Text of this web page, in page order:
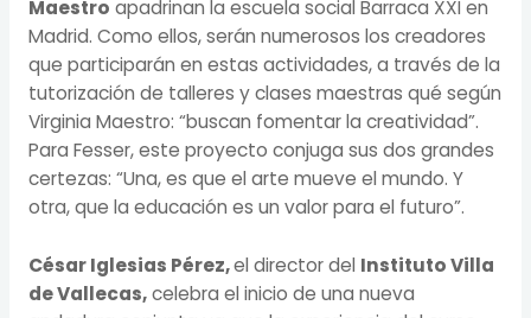
Maestro apadrinan la escuela social Barraca XXI en
Madrid. Como ellos, serán numerosos los creadores
que participarán en estas actividades, a través de la
tutorización de talleres y clases maestras qué según
Virginia Maestro: “buscan fomentar la creatividad”.
Para Fesser, este proyecto conjuga sus dos grandes
certezas: “Una, es que el arte mueve el mundo. Y
otra, que la educación es un valor para el futuro”.
César Iglesias Pérez,el director del Instituto Villa
de Vallecas,celebra el inicio de una nueva